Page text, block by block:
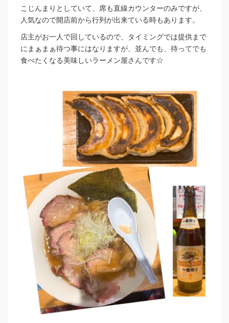
こじんまりとしていて、席も直線カウンターのみですが、
人気なので開店前から行列が出来ている時もあります。
店主がお一人で回しているので、タイミングでは提供まで
にまぁまぁ待つ事にはなりますが、並んでも、待ってでも
食べたくなる美味しいラーメン屋さんです☆